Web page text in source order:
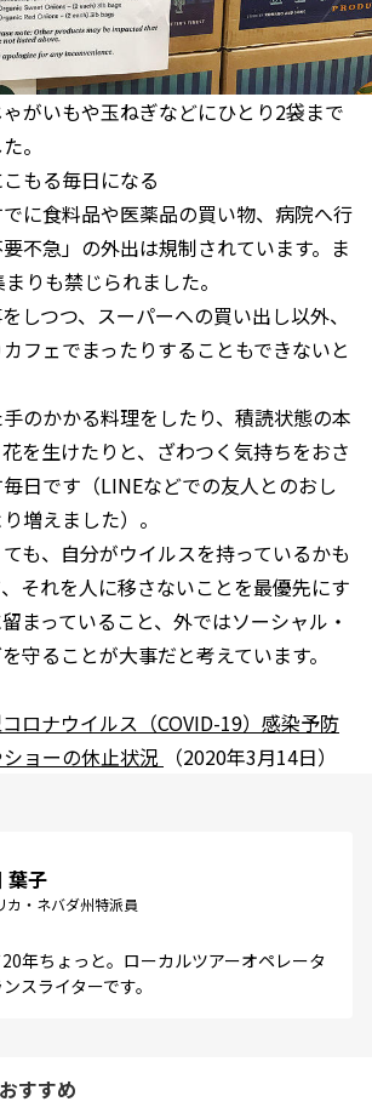
がいもや玉ねぎなどにひとり2袋まで
。
もる毎日になる
に食料品や医薬品の買い物、病院へ行
不急」の外出は規制されています。ま
りも禁じられました。
しつつ、スーパーへの買い出し以外、
フェでまったりすることもできないと
のかかる料理をしたり、積読状態の本
を生けたりと、ざわつく気持ちをおさ
日です（LINEなどでの友人とのおし
増えました）。
も、自分がウイルスを持っているかも
それを人に移さないことを最優先にす
まっていること、外ではソーシャル・
守ることが大事だと考えています。
ロナウイルス（COVID-19）感染予防
ョーの休止状況
（2020年3月14日）
葉子
カ・ネバダ州特派員
年ちょっと。ローカルツアーオペレータ
スライターです。
すすめ